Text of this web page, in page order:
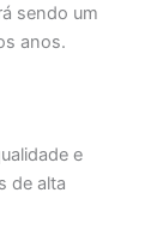
sendo um
anos.
e
de alta